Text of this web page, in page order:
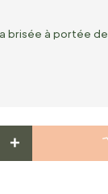
brisée à portée
+